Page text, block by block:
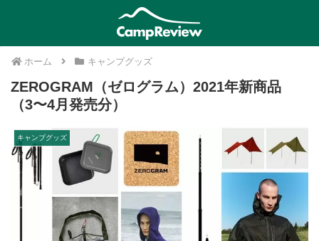
ホーム キャンプグッズ
ZEROGRAM（ゼログラム）2021年新商品
（3〜4月発売分）
キャンプグッズ